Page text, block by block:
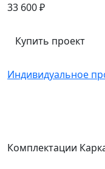
33 600 ₽
Купить проект
Индивидуальное
Комплектации